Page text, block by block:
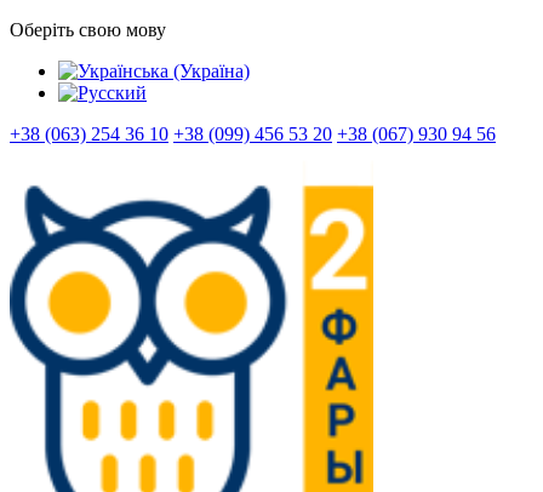
Оберіть свою мову
+38 (063) 254 36 10 +38 (099) 456 53 20 +38 (067) 930 94 56